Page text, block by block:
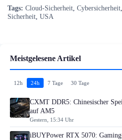
Tags: Cloud-Sicherheit Cybersicherheit
Sicherheit USA
Meistgelesene Artikel
12h 24h 7 Tage 30 Tage
CXMT DDR5: Chinesischer
auf AM5
Gestern, 15:34 Uhr
iBUYPower RTX 5070: